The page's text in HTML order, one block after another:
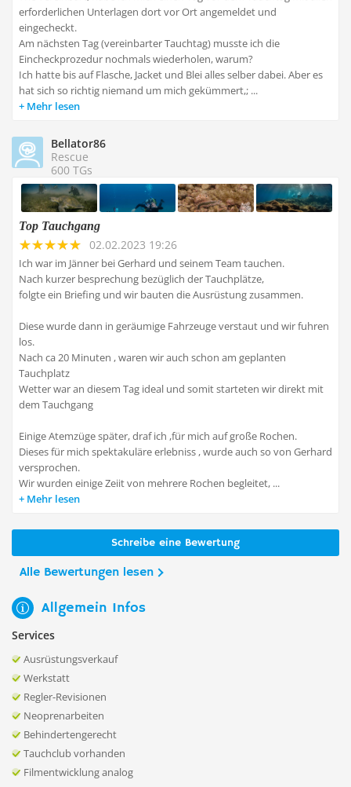
erforderlichen Unterlagen dort vor Ort angemeldet und
eingecheckt.
Am nächsten Tag (vereinbarter Tauchtag) musste ich die
Eincheckprozedur nochmals wiederholen, warum?
Ich hatte bis auf Flasche, Jacket und Blei alles selber dabei. Aber es
hat sich so richtig niemand um mich gekümmert,; ...
Mehr lesen
Bellator86
Rescue
600 TGs
Top Tauchgang
02.02.2023 19:26
Ich war im Jänner bei Gerhard und seinem Team tauchen.
Nach kurzer besprechung bezüglich der Tauchplätze,
folgte ein Briefing und wir bauten die Ausrüstung zusammen.
Diese wurde dann in geräumige Fahrzeuge verstaut und wir fuhren
los.
Nach ca 20 Minuten , waren wir auch schon am geplanten
Tauchplatz
Wetter war an diesem Tag ideal und somit starteten wir direkt mit
dem Tauchgang
Einige Atemzüge später, draf ich ,für mich auf große Rochen.
Dieses für mich spektakuläre erlebniss , wurde auch so von Gerhard
versprochen.
Wir wurden einige Zeiit von mehrere Rochen begleitet, ...
Mehr lesen
Schreibe eine Bewertung
Alle Bewertungen lesen
Allgemein Infos
Services
Ausrüstungsverkauf
Werkstatt
Regler-Revisionen
Neoprenarbeiten
Behindertengerecht
Tauchclub vorhanden
Filmentwicklung analog